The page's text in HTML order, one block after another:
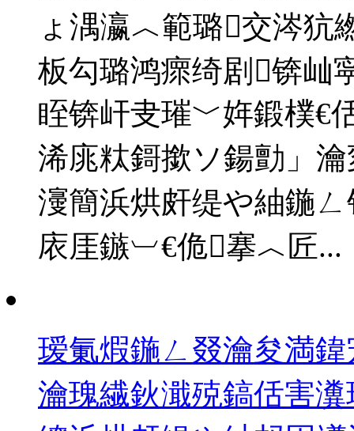
ょ湡瀛︿範璐交涔犺
板勾璐鸿瘝绮剧锛屾
眰锛屽叏璀﹀姩鍛樸€
浠庣粏鎶撳ソ鍚勯」
濅簡浜烘皯缇や紬鍦
庡厓鏃︺€佹搴︿匠...
瑷氭煆鍦ㄥ叕瀹夋満
瀹瑰繊鈥濈殑鎬佸害